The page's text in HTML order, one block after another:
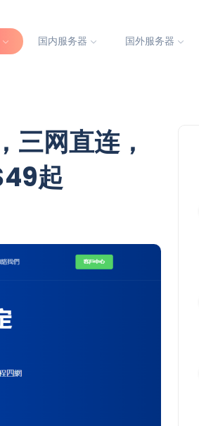
国内服务器 国外服务器
三网直连，
起